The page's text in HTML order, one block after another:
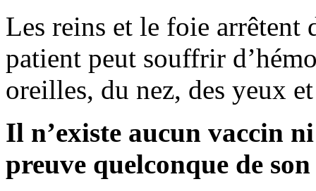
Les reins et le foie arrêtent
patient peut souffrir
oreilles, du nez, des yeux
Il n’existe aucun vaccin
preuve quelconque de